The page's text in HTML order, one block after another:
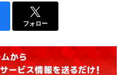
フォロー